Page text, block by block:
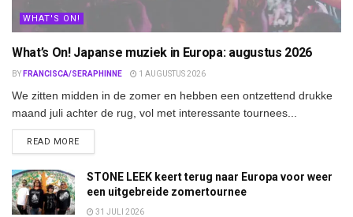
WHAT'S ON!
What’s On! Japanse muziek in Europa: augustus 2026
BY FRANCISCA/SERAPHINNE 1 AUGUSTUS 2026
We zitten midden in de zomer en hebben een ontzettend drukke
maand juli achter de rug, vol met interessante tournees...
READ MOREDETAILS
STONE LEEK keert terug naar Europa voor weer
een uitgebreide zomertournee
31 JULI 2026